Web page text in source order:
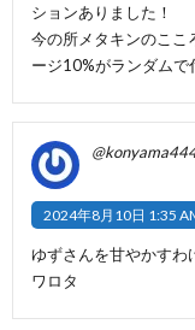
ションありました！
今の所メタキンのここ
ージ10%がランダムで
2024年8月10日 1:35
ゆずさんを甘やかすわ
ワロタ